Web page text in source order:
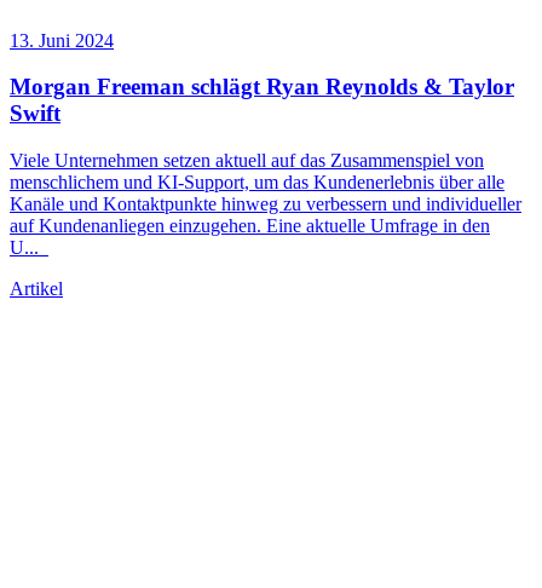
13. Juni 2024
Morgan Freeman schlägt Ryan Reynolds & Taylor
Swift
Viele Unternehmen setzen aktuell auf das Zusammenspiel von
menschlichem und KI-Support, um das Kundenerlebnis über alle
Kanäle und Kontaktpunkte hinweg zu verbessern und individueller
auf Kundenanliegen einzugehen. Eine aktuelle Umfrage in den
U...
Artikel